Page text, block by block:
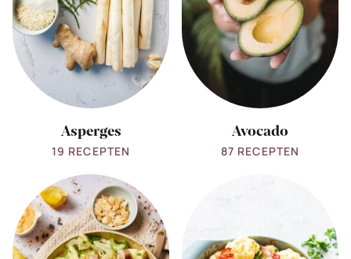
Asperges
19 RECEPTEN
Avocado
87 RECEPTEN
View
all
Bleekselderij
Bloemkool